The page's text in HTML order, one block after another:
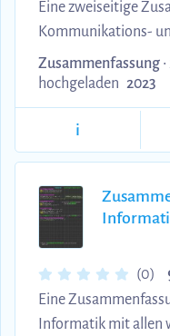
Eine zweiseitige
Kommunikations-
auch mit in die
Zusammenfassung
hochgeladen 2023
i
(0)
Eine
Informatik mit allen